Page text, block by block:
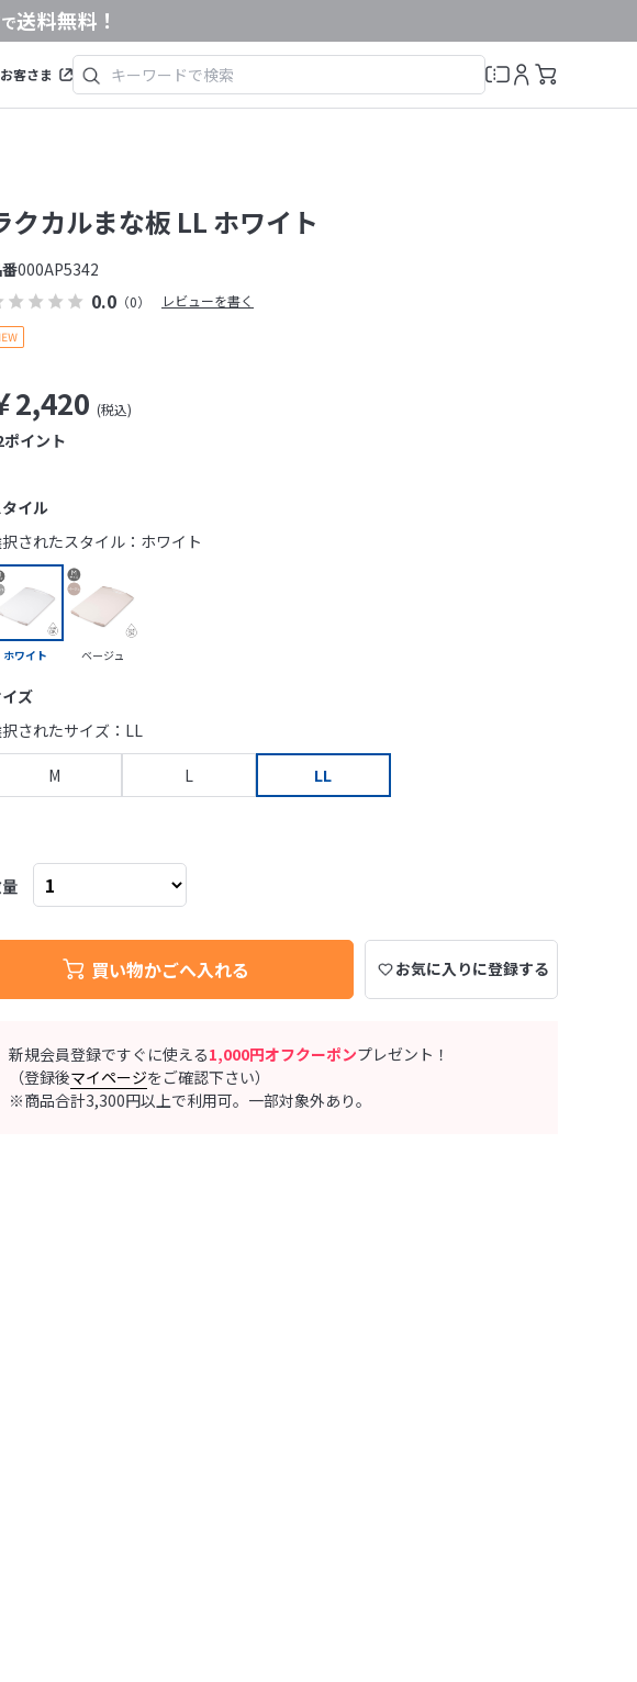
送料無料！
客さま
0.0 （0） レビューを書く
クカルまな板 LL ホワイト
2,420
000AP5342
ポイント
イル
ホワイト ベージュ
されたスタイル：ホワイト
ズ
M L LL
されたサイズ：LL
買い物かごへ入れる お気に入りに登録する
新規会員登録ですぐに使える1,000円オフクーポンプレゼント！
（登録後マイページをご確認下さい）
※商品合計3,300円以上で利用可。一部対象外あり。